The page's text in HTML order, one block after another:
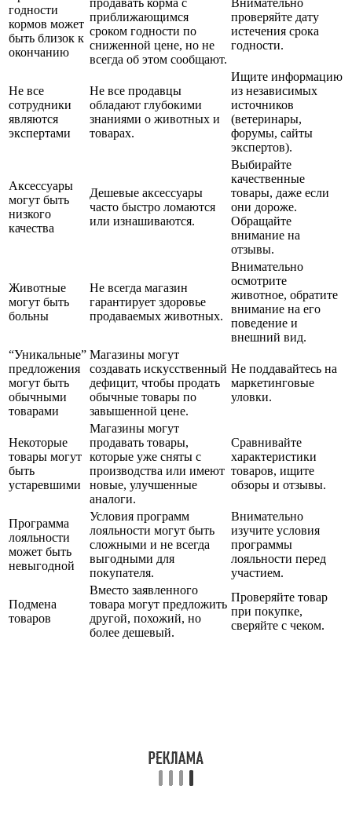
годности
кормов может
быть близок к
окончанию
продавать корма с
приближающимся
сроком годности по
сниженной цене, но не
всегда об этом сообщают.
Внимательно
проверяйте дату
истечения срока
годности.
Не все
сотрудники
являются
экспертами
Не все продавцы
обладают глубокими
знаниями о животных и
товарах.
Ищите информацию
из независимых
источников
(ветеринары,
форумы, сайты
экспертов).
Аксессуары
могут быть
низкого
качества
Дешевые аксессуары
часто быстро ломаются
или изнашиваются.
Выбирайте
качественные
товары, даже если
они дороже.
Обращайте
внимание на
отзывы.
Животные
могут быть
больны
Не всегда магазин
гарантирует здоровье
продаваемых животных.
Внимательно
осмотрите
животное, обратите
внимание на его
поведение и
внешний вид.
“Уникальные”
предложения
могут быть
обычными
товарами
Магазины могут
создавать искусственный
дефицит, чтобы продать
обычные товары по
завышенной цене.
Не поддавайтесь на
маркетинговые
уловки.
Некоторые
товары могут
быть
устаревшими
Магазины могут
продавать товары,
которые уже сняты с
производства или имеют
новые, улучшенные
аналоги.
Сравнивайте
характеристики
товаров, ищите
обзоры и отзывы.
Программа
лояльности
может быть
невыгодной
Условия программ
лояльности могут быть
сложными и не всегда
выгодными для
покупателя.
Внимательно
изучите условия
программы
лояльности перед
участием.
Подмена
товаров
Вместо заявленного
товара могут предложить
другой, похожий, но
более дешевый.
Проверяйте товар
при покупке,
сверяйте с чеком.